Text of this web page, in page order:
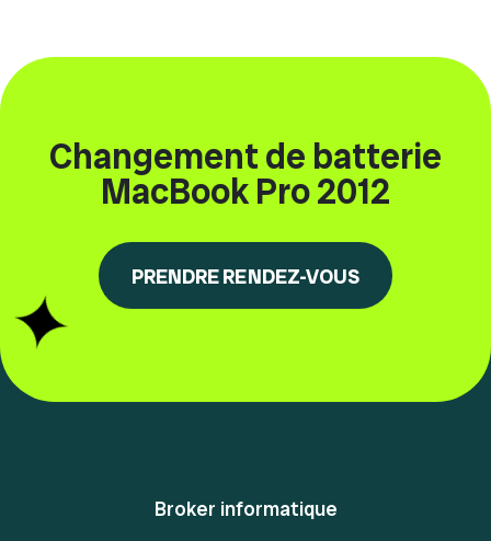
Changement de batterie
MacBook Pro 2012
PRENDRE RENDEZ-VOUS
Broker informatique